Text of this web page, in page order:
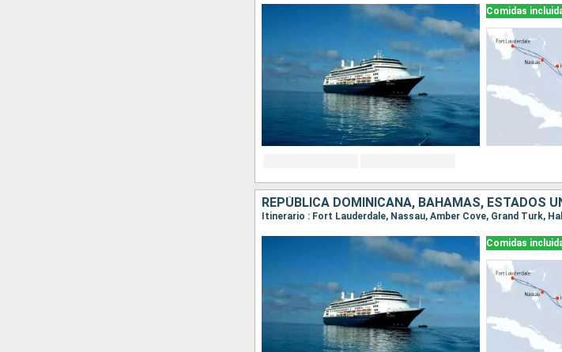
Comidas
REPÚBLICA DOMINICANA, BAHAMAS, ESTADOS
Itinerario : Fort Lauderdale, Nassau, Amber Cove, Grand Turk,
Comidas